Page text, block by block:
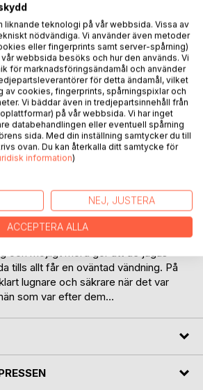
I KUNDVAGNEN
muckat från ett fängelsestraff för
stölder. Hans flickvän Louise möter
ut, men snart hopar sig problemen.
tills allt får en oväntad vändning. På
lugnare och säkrare när det var
som var efter dem...
liknande teknologi på vår webbsida. Vissa av
nödvändiga. Vi använder även metoder
eller fingerprints samt server-spårning)
webbsida besöks och hur den används. Vi
för marknadsföringsändamål och använder
för detta ändamål, vilket
av cookies, fingerprints, spårningspixlar och
Vi bäddar även in tredjepartsinnehåll från
på vår webbsida. Vi har inget
databehandlingen eller eventuell spårning
sida. Med din inställning samtycker du till
ovan. Du kan återkalla ditt samtycke för
information)
NEJ, JUSTERA
ACCEPTERA ALLA